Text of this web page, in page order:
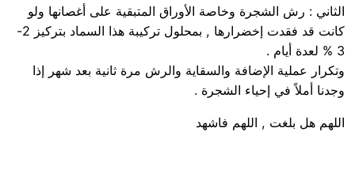
الثاني : رش الشجرة وخاصة الأوراق المتبقية على أغصانها ولو
كانت قد فقدت إخضرارها , بمحلول تركيبة هذا السماد بتركيز 2-
3 % لعدة أيام .
وتكرار عملية الإضافة والسقاية والرش مرة ثانية بعد شهر إذا
وجدنا أملاً في إحياء الشجرة .
اللهم هل بلغت , اللهم فاشهد